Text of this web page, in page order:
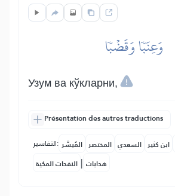
وَعِنَبٗا وَقَضۡبٗا
Узум ва кўкларни,
Présentation des autres traductions
التفاسير: المُيسَّر المختصر السعدي ابن كثير
النفحات المكية | هدايات